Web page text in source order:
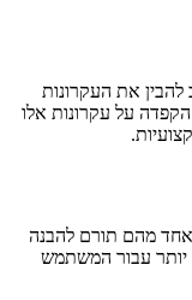
להבין את העקרונות
הקפדה על עקרונות אלו
אחד מהם תורם להבנה
יותר עבור המשתמש